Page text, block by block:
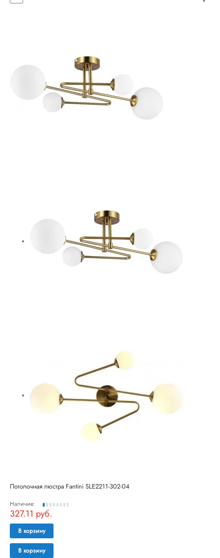
Потолочная люстра Fantini SLE2211-302-04
Наличие:
327.11 руб.
В корзину
В корзину